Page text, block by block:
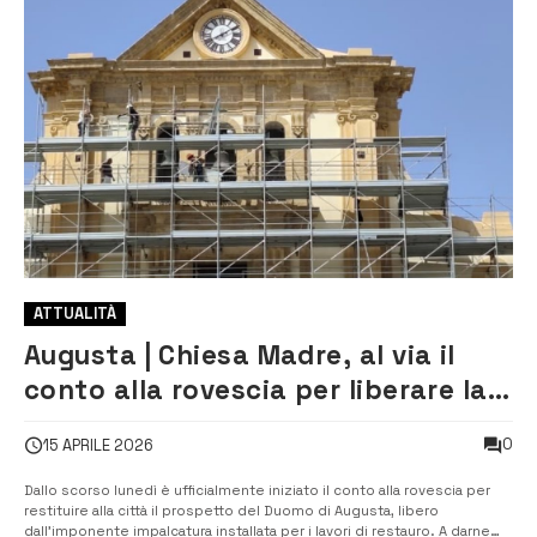
ATTUALITÀ
Augusta | Chiesa Madre, al via il
conto alla rovescia per liberare la
15 APRILE 2026 0
Dallo scorso lunedì è ufficialmente iniziato il conto alla rovescia per
restituire alla città il prospetto del Duomo di Augusta, libero
dall’imponente impalcatura installata per i lavori di restauro. A darne